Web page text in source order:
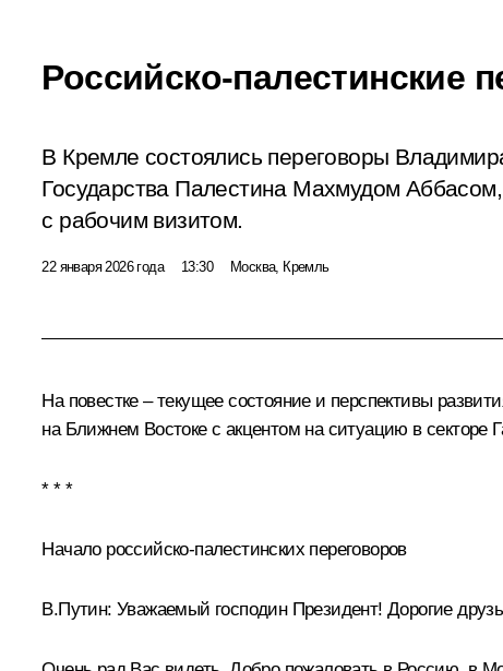
Российско-палестинские
В Кремле состоялись переговоры
Государства Палестина Махмудом
с рабочим визитом.
22 января 2026 года 13:30 Москва, Кремль
На повестке – текущее состояние и перспективы
на Ближнем Востоке с акцентом на ситуацию в секторе
* * *
Начало российско-палестинских переговоров
В.Путин: Уважаемый господин Президент! Дорогие